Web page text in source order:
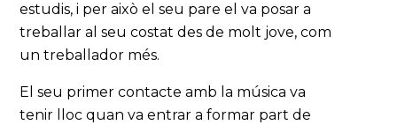
estudis, i per això el seu pare el va posar a
treballar al seu costat des de molt jove, com
un treballador més.
El seu primer contacte amb la música va
tenir lloc quan va entrar a formar part de